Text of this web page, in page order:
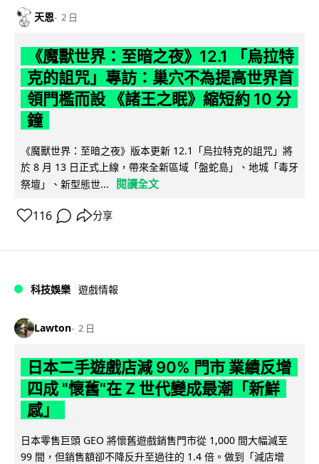
天恩 2 日
《魔獸世界：至暗之夜》12.1 「烏拉特
克的詛咒」專訪：巢穴不為提高世界首
領門檻而設 《諸王之眠》縮短約 10 分
鐘
《魔獸世界：至暗之夜》版本更新 12.1「烏拉特克的詛咒」將
於 8 月 13 日正式上線，帶來全新區域「盤蛇島」、地城「毒牙
祭壇」、新型態世...
閱讀全文
116 分享
科技娛樂 遊戲情報
Lawton 2 日
日本二手遊戲店減 90% 門市 業績反增
四成 "懷舊"在 Z 世代變成最潮「新鮮
感」
日本零售巨頭 GEO 將懷舊遊戲銷售門市從 1,000 間大幅減至
99 間，但銷售額卻不降反升至過往的 1.4 倍。做到「減店增